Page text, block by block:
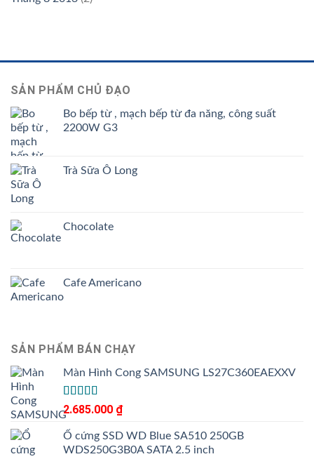
SẢN PHẨM CHỦ ĐẠO
Bo bếp từ , mạch bếp từ đa năng, công suất
2200W G3
Trà Sữa Ô Long
Chocolate
Cafe Americano
SẢN PHẨM BÁN CHẠY
Màn Hình Cong SAMSUNG LS27C360EAEXXV
Được
xếp
hạng
3.505
sao
2.685.000 ₫
Ổ cứng SSD WD Blue SA510 250GB
WDS250G3B0A SATA 2.5 inch